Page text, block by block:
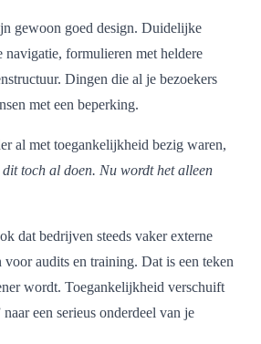
gewoon goed design. Duidelijke
navigatie, formulieren met heldere
Dingen die al je bezoekers
met een beperking.
al met toegankelijkheid bezig waren,
dit toch al doen. Nu wordt het alleen
dat bedrijven steeds vaker externe
audits en training. Dat is een teken
wordt. Toegankelijkheid verschuift
een serieus onderdeel van je